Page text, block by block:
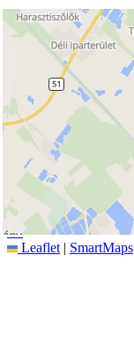
+−
Leaflet | SmartMaps